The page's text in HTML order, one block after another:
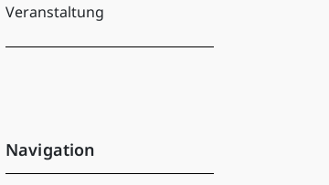
Veranstaltung
Navigation